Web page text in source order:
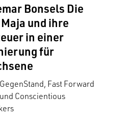
Bonsels Die
und ihre
in einer
für
Fast Forward
Conscientious